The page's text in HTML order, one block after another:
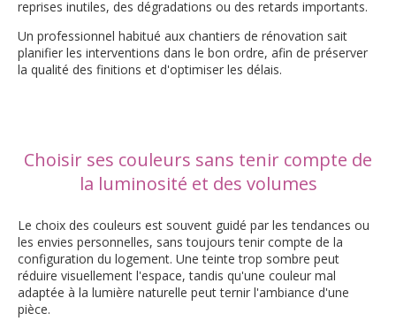
reprises inutiles, des dégradations ou des retards importants.
Un professionnel habitué aux chantiers de rénovation sait
planifier les interventions dans le bon ordre, afin de préserver
la qualité des finitions et d'optimiser les délais.
Choisir ses couleurs sans tenir compte de
la luminosité et des volumes
Le choix des couleurs est souvent guidé par les tendances ou
les envies personnelles, sans toujours tenir compte de la
configuration du logement. Une teinte trop sombre peut
réduire visuellement l'espace, tandis qu'une couleur mal
adaptée à la lumière naturelle peut ternir l'ambiance d'une
pièce.